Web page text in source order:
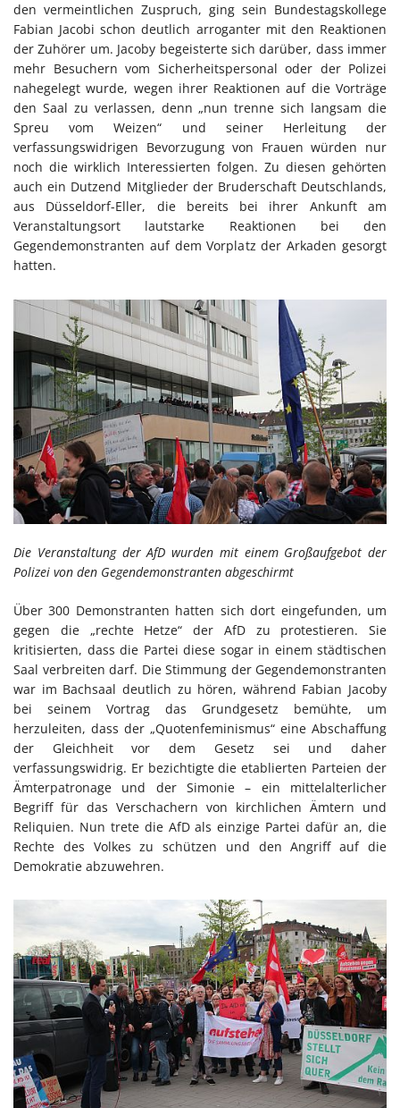
den vermeintlichen Zuspruch, ging sein Bundestagskollege
Fabian Jacobi schon deutlich arroganter mit den Reaktionen
der Zuhörer um. Jacoby begeisterte sich darüber, dass immer
mehr Besuchern vom Sicherheitspersonal oder der Polizei
nahegelegt wurde, wegen ihrer Reaktionen auf die Vorträge
den Saal zu verlassen, denn „nun trenne sich langsam die
Spreu vom Weizen“ und seiner Herleitung der
verfassungswidrigen Bevorzugung von Frauen würden nur
noch die wirklich Interessierten folgen. Zu diesen gehörten
auch ein Dutzend Mitglieder der Bruderschaft Deutschlands,
aus Düsseldorf-Eller, die bereits bei ihrer Ankunft am
Veranstaltungsort lautstarke Reaktionen bei den
Gegendemonstranten auf dem Vorplatz der Arkaden gesorgt
hatten.
Die Veranstaltung der AfD wurden mit einem Großaufgebot der
Polizei von den Gegendemonstranten abgeschirmt
Über 300 Demonstranten hatten sich dort eingefunden, um
gegen die „rechte Hetze“ der AfD zu protestieren. Sie
kritisierten, dass die Partei diese sogar in einem städtischen
Saal verbreiten darf. Die Stimmung der Gegendemonstranten
war im Bachsaal deutlich zu hören, während Fabian Jacoby
bei seinem Vortrag das Grundgesetz bemühte, um
herzuleiten, dass der „Quotenfeminismus“ eine Abschaffung
der Gleichheit vor dem Gesetz sei und daher
verfassungswidrig. Er bezichtigte die etablierten Parteien der
Ämterpatronage und der Simonie – ein mittelalterlicher
Begriff für das Verschachern von kirchlichen Ämtern und
Reliquien. Nun trete die AfD als einzige Partei dafür an, die
Rechte des Volkes zu schützen und den Angriff auf die
Demokratie abzuwehren.